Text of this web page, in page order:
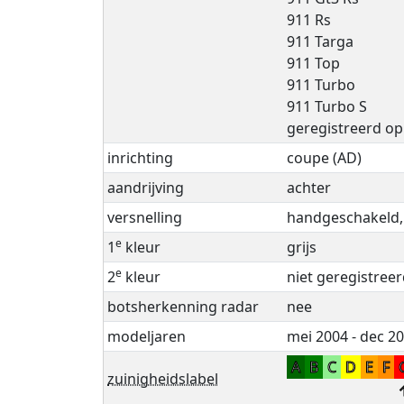
911 Rs
911 Targa
911 Top
911 Turbo
911 Turbo S
geregistreerd
inrichting
coupe (AD)
aandrijving
achter
versnelling
handgeschakeld,
1e kleur
grijs
2e kleur
niet
botsherkenning radar
nee
modeljaren
mei 2004 - dec
zuinigheidslabel
A B C D E F